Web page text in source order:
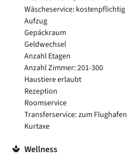
Wäscheservice: kostenpflichtig
Aufzug
Gepäckraum
Geldwechsel
Anzahl Etagen
Anzahl Zimmer: 201-300
Haustiere erlaubt
Rezeption
Roomservice
Transferservice: zum Flughafen
Kurtaxe
Wellness